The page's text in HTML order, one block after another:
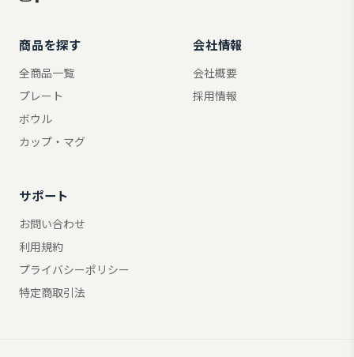
商品を探す
全商品一覧
プレート
ボウル
カップ・マグ
会社情報
会社概要
採用情報
サポート
お問い合わせ
利用規約
プライバシーポリシー
特定商取引法